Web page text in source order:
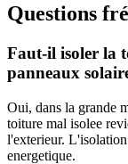
Questions
Faut-il isoler la
panneaux
Oui, dans la grande
toiture mal isolee
l'exterieur.
energetique.